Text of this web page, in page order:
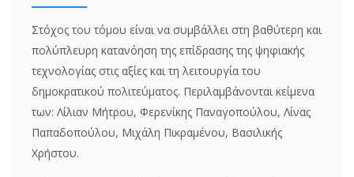
Στόχος του τόμου είναι να συμβάλλει στη βαθύτερη και
πολύπλευρη κατανόηση της επίδρασης της ψηφιακής
τεχνολογίας στις αξίες και τη λειτουργία του
δημοκρατικού πολιτεύματος. Περιλαμβάνονται κείμενα
των: Λίλιαν Μήτρου, Φερενίκης Παναγοπούλου, Λίνας
Παπαδοπούλου, Μιχάλη Πικραμένου, Βασιλικής
Χρήστου.